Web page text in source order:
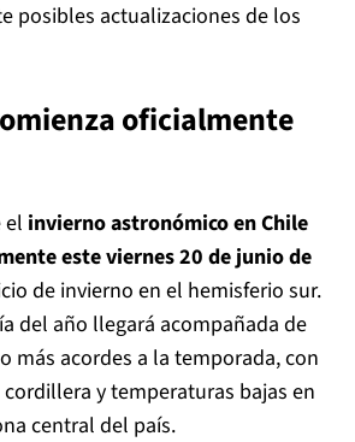
posibles actualizaciones de los
oficialmente
el invierno astronómico en Chile
este viernes 20 de junio de
de invierno en el hemisferio sur.
del año llegará acompañada de
más acordes a la temporada, con
y temperaturas bajas en
central del país.